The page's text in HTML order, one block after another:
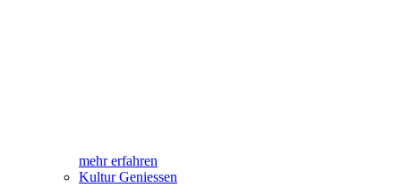
mehr erfahren
Kultur Geniessen